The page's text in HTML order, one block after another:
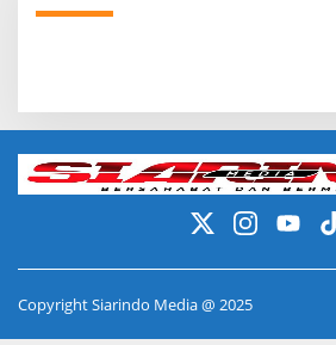
Copyright Siarindo Media @ 2025